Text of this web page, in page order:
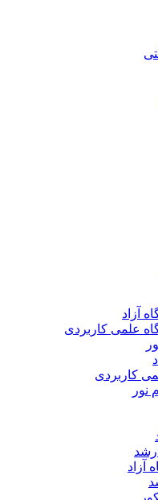
آزاد
علمی کاربردی
کاربردی
نور
آزاد